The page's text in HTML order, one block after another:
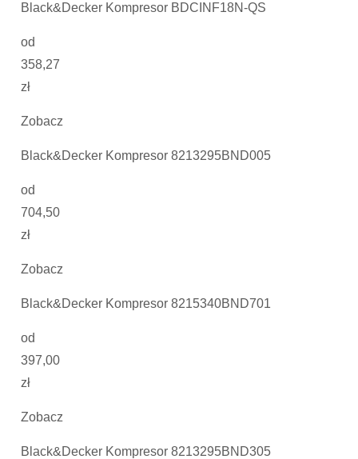
Black&Decker Kompresor BDCINF18N-QS
od
358,27
zł
Zobacz
Black&Decker Kompresor 8213295BND005
od
704,50
zł
Zobacz
Black&Decker Kompresor 8215340BND701
od
397,00
zł
Zobacz
Black&Decker Kompresor 8213295BND305